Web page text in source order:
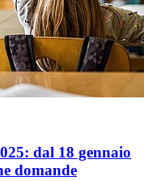
dal 18 gennaio
domande